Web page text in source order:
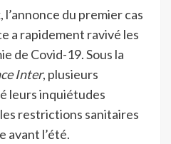
l’annonce du premier cas
a rapidement ravivé les
de Covid-19. Sous la
Inter, plusieurs
leurs inquiétudes
restrictions sanitaires
avant l’été.